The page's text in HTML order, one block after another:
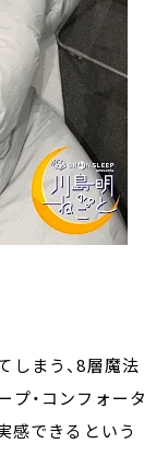
しまう、8層魔法
・コンフォータ
感できるという